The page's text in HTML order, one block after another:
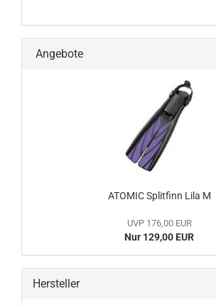
Angebote
ATOMIC Splitfinn Lila M
UVP 176,00 EUR
Nur 129,00 EUR
Hersteller